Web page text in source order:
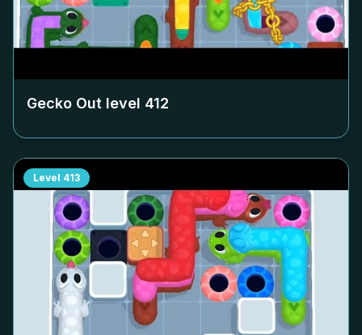
Gecko Out level 412
Level 413